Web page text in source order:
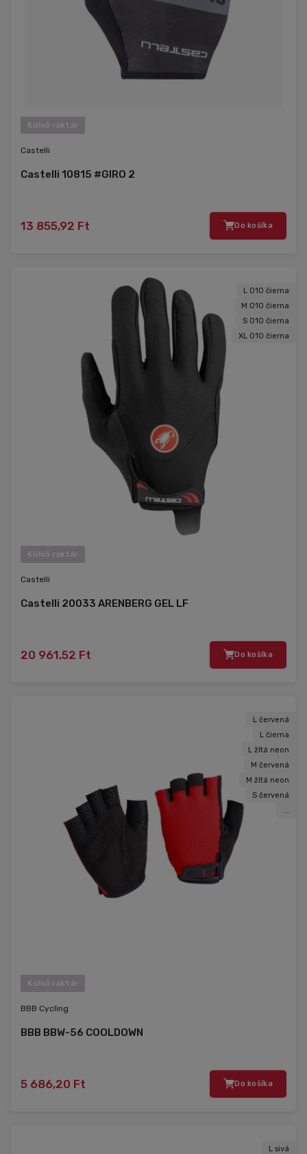
Külső raktár
Castelli
Castelli 10815 #GIRO 2
13 855,92 Ft Do košíka
L 010 čierna
M 010 čierna
S 010 čierna
XL 010 čierna
Külső raktár
Castelli
Castelli 20033 ARENBERG GEL LF
20 961,52 Ft Do košíka
L červená
L čierna
L žltá neon
M červená
M žltá neon
S červená
...
Külső raktár
BBB Cycling
BBB BBW-56 COOLDOWN
5 686,20 Ft Do košíka
L sivá